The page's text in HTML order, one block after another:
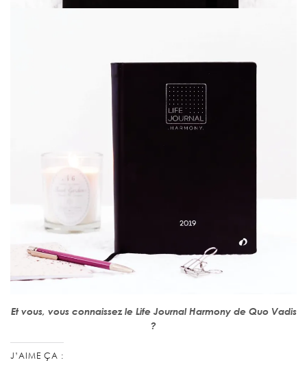
Et vous, vous connaissez le Life Journal Harmony de Quo Vadis
?
J’AIME ÇA :